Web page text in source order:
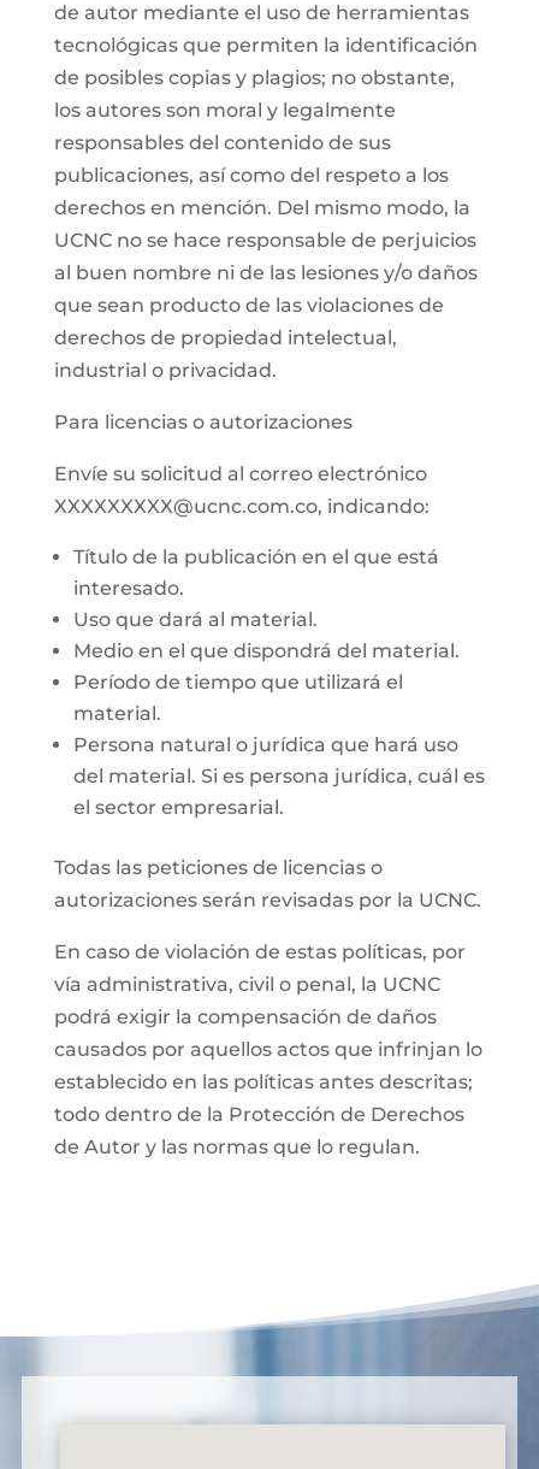
de autor mediante el uso de herramientas
tecnológicas que permiten la identificación
de posibles copias y plagios; no obstante,
los autores son moral y legalmente
responsables del contenido de sus
publicaciones, así como del respeto a los
derechos en mención. Del mismo modo, la
UCNC no se hace responsable de perjuicios
al buen nombre ni de las lesiones y/o daños
que sean producto de las violaciones de
derechos de propiedad intelectual,
industrial o privacidad.
Para licencias o autorizaciones
Envíe su solicitud al correo electrónico
XXXXXXXXX@ucnc.com.co, indicando:
Título de la publicación en el que está
interesado.
Uso que dará al material.
Medio en el que dispondrá del material.
Período de tiempo que utilizará el
material.
Persona natural o jurídica que hará uso
del material. Si es persona jurídica, cuál es
el sector empresarial.
Todas las peticiones de licencias o
autorizaciones serán revisadas por la UCNC.
En caso de violación de estas políticas, por
vía administrativa, civil o penal, la UCNC
podrá exigir la compensación de daños
causados por aquellos actos que infrinjan lo
establecido en las políticas antes descritas;
todo dentro de la Protección de Derechos
de Autor y las normas que lo regulan.